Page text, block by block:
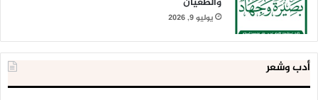
يوليو 9, 2026
أدب وشعر